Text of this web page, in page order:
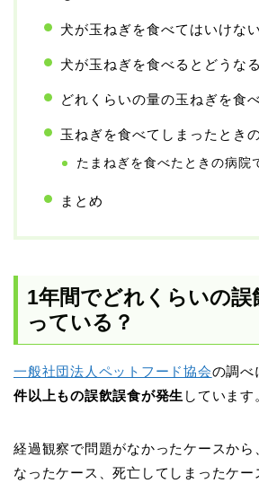
犬が玉ねぎを食べてはいけな
犬が玉ねぎを食べるとどうな
どれくらいの量の玉ねぎを食
玉ねぎを食べてしまったとき
たまねぎを食べたときの病院
まとめ
1年間でどれくらいの誤
っている？
一般社団法人ペットフード協会の調べ
件以上もの誤飲誤食が発生 しています
経過観察で問題がなかったケースから
なったケース、死亡してしまったケ